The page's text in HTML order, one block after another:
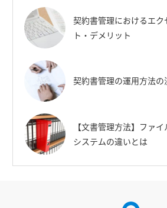
契約書管理におけるエク
ト・デメリット
契約書管理の運用方法の
【文書管理方法】ファ
システムの違いとは